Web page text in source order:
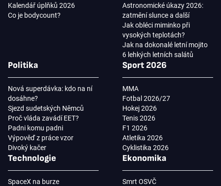
Kalendář úplňků 2026
Co je bodycount?
Astronomické úkazy 2026:
zatmění slunce a další
Jak obléci miminko při
vysokých teplotách?
Jak na dokonalé letní mojito
6 lehkých letních salátů
Politika
Nová superdávka: kdo na ní
dosáhne?
Sjezd sudetských Němců
Proč vláda zavádí EET?
Padni komu padni
Výpověď z práce vzor
Divoký kačer
Sport 2026
MMA
Fotbal 2026/27
Hokej 2026
Tenis 2026
F1 2026
Atletika 2026
Cyklistika 2026
Technologie
SpaceX na burze
Ekonomika
Smrt OSVČ